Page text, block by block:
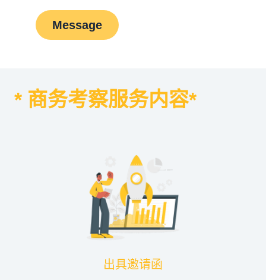
Message
* 商务考察服务内容*
出具邀请函